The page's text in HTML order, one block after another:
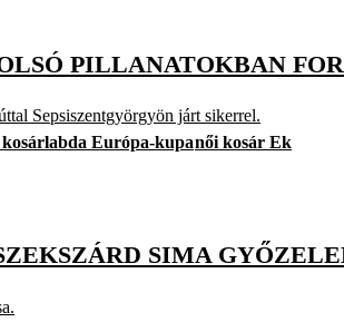
PILLANATOKBAN
Sepsiszentgyörgyön járt sikerrel.
Európa-kupanői kosár Ek
SIMA